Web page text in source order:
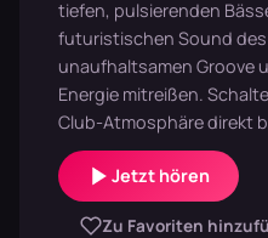
tiefen, pulsierenden
futuristischen Sound des
unaufhaltsamen Groove
Energie mitreißen.
Club-Atmosphäre direkt
Jetzt hören
Zu Favoriten